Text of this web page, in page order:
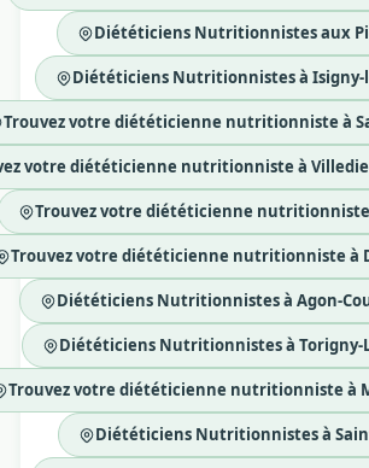
Diététiciens Nutritionnistes aux
Diététiciens Nutritionnistes à Isigny-
Trouvez votre diététicienne nutritionniste à
votre diététicienne nutritionniste à
Trouvez votre diététicienne nutritionniste
Trouvez votre diététicienne nutritionniste à
Diététiciens Nutritionnistes à Agon-
Diététiciens Nutritionnistes à Torigny-
Trouvez votre diététicienne nutritionniste à
Diététiciens Nutritionnistes à